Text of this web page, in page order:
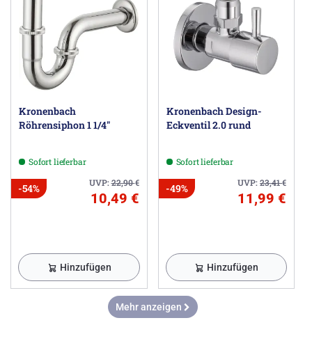
Kronenbach
Röhrensiphon 1 1/4"
Sofort lieferbar
UVP:22,90€
-54%
10,49 €
Hinzufügen
Kronenbach Design-
Eckventil 2.0 rund
Sofort lieferbar
UVP:23,41€
-49%
11,99 €
Hinzufügen
Mehr anzeigen